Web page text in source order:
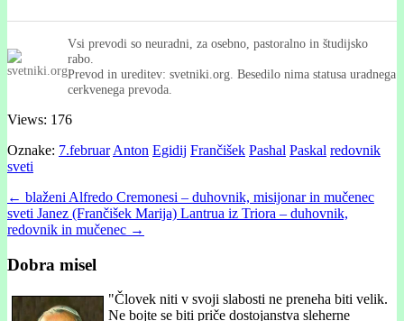
Vsi prevodi so neuradni, za osebno, pastoralno in študijsko
rabo.
Prevod in ureditev: svetniki.org. Besedilo nima statusa uradnega
cerkvenega prevoda.
Views: 176
Oznake: 7.februar Anton Egidij Frančišek Pashal Paskal redovnik
sveti
Post
navigation
← blaženi Alfredo Cremonesi – duhovnik, misijonar in mučenec
sveti Janez (Frančišek Marija) Lantrua iz Triora – duhovnik,
redovnik in mučenec →
Dobra misel
"Človek niti v svoji slabosti ne preneha biti velik.
Ne bojte se biti priče dostojanstva sleherne